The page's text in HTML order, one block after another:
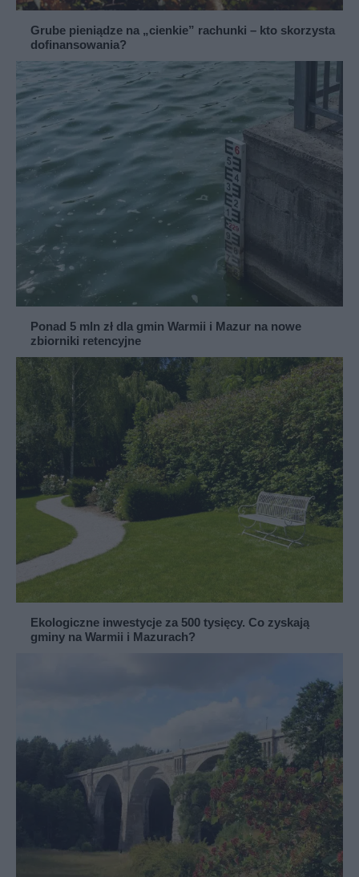
Grube pieniądze na „cienkie” rachunki – kto skorzysta
dofinansowania?
Ponad 5 mln zł dla gmin Warmii i Mazur na nowe
zbiorniki retencyjne
Ekologiczne inwestycje za 500 tysięcy. Co zyskają
gminy na Warmii i Mazurach?